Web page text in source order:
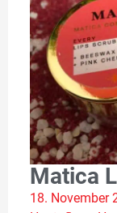
Matica
18. November